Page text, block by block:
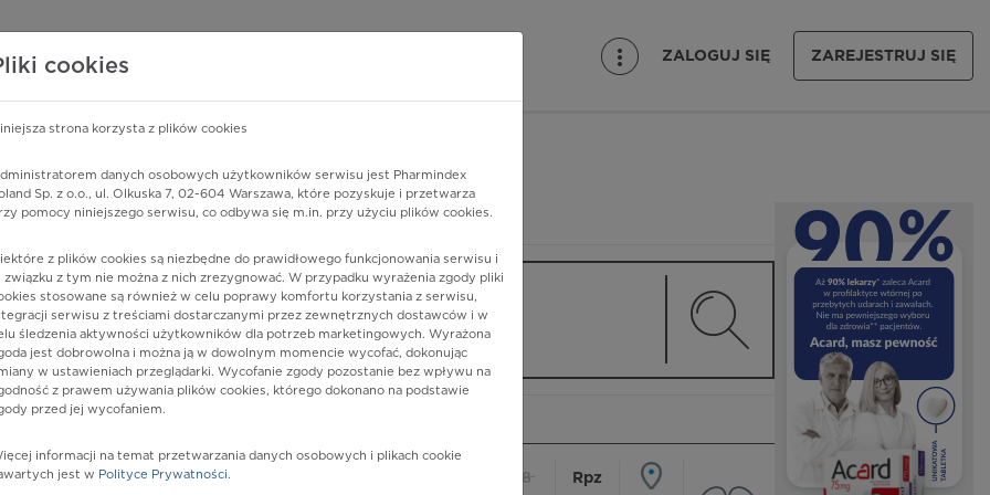
o lekach
PHARMINDEX ZALOGUJ SIĘ ZAREJESTRUJ SIĘ
Pharmindex
lider wiedzy o lekach
lub substancję czynną
Sun Postać:kaps. twarde
18
Rpz
cookies
strona korzysta z plików cookies
danych osobowych użytkowników serwisu jest Pharmindex
Sp. z o.o., ul. Olkuska 7, 02-604 Warszawa, które pozyskuje i przetwarza
pomocy niniejszego serwisu, co odbywa się m.in. przy użyciu plików cookies.
z plików cookies są niezbędne do prawidłowego funkcjonowania serwisu i
związku z tym nie można z nich zrezygnować. W przypadku wyrażenia zgody pliki
stosowane są również w celu poprawy komfortu korzystania z serwisu,
serwisu z treściami dostarczanymi przez zewnętrznych dostawców i w
śledzenia aktywności użytkowników dla potrzeb marketingowych. Wyrażona
jest dobrowolna i można ją w dowolnym momencie wycofać, dokonując
w ustawieniach przeglądarki. Wycofanie zgody pozostanie bez wpływu na
z prawem używania plików cookies, którego dokonano na podstawie
przed jej wycofaniem.
informacji na temat przetwarzania danych osobowych i plikach cookie
jest w Polityce Prywatności.